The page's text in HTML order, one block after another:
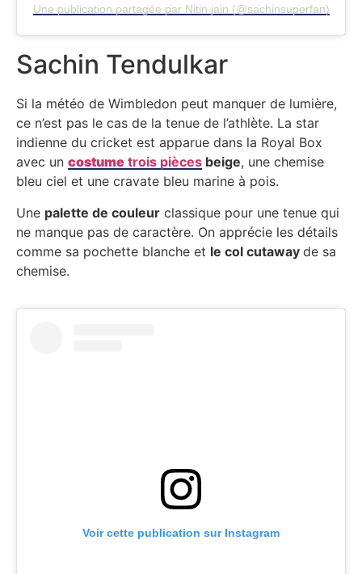
Sachin Tendulkar
Si la météo de Wimbledon peut manquer de lumière,
ce n’est pas le cas de la tenue de l’athlète. La star
indienne du cricket est apparue dans la Royal Box
avec un costume trois pièces beige, une chemise
bleu ciel et une cravate bleu marine à pois.
Une palette de couleur classique pour une tenue qui
ne manque pas de caractère. On apprécie les détails
comme sa pochette blanche et le col cutaway de sa
chemise.
Une publication partagée par Nitin jain (@sachinsuperfan)
Voir cette publication sur Instagram